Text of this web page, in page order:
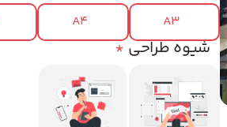
A3
A4
*شیوه طراحی